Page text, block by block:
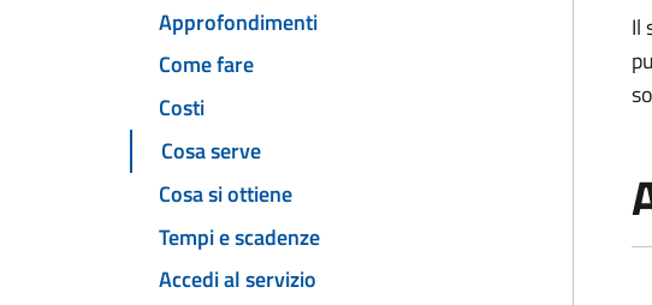
Approfondimenti
Come fare
Costi
Cosa serve
Cosa si ottiene
Tempi e scadenze
Accedi al servizio
Il